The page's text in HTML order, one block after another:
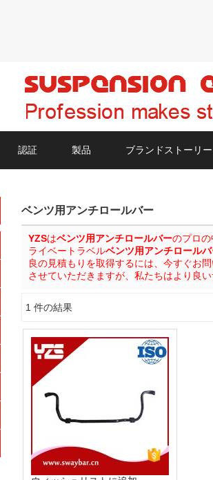
認証 製品 ブランドストーリー
ベンツ用アンチロールバー
YZSはベンツ用アンチロールバーのプロ
ライベートラベルベンツ用アンチロール
良の見積もりを取得するには、今すぐお
させていただきますが、私たちはより良い
1 件の結果